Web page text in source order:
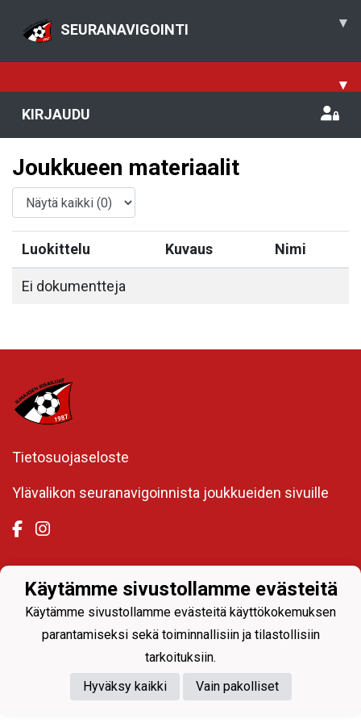
SEURANAVIGOINTI ▾
▾
KIRJAUDU
Joukkueen materiaalit
Luokittelu Kuvaus Nimi
Ei dokumentteja
Tietosuojaseloste
Ylävalikon seuranavigoinnista joukkueiden sivuille
Powered by
Käytämme sivustollamme evästeitä
Käytämme sivustollamme evästeitä käyttökokemuksen
parantamiseksi sekä toiminnallisiin ja tilastollisiin
tarkoituksiin.
Hyväksy kaikki
Vain pakolliset